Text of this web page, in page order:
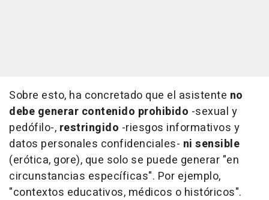
Sobre esto, ha concretado que el asistente no
debe generar contenido prohibido -sexual y
pedófilo-, restringido -riesgos informativos y
datos personales confidenciales- ni sensible
(erótica, gore), que solo se puede generar "en
circunstancias específicas". Por ejemplo,
"contextos educativos, médicos o históricos".